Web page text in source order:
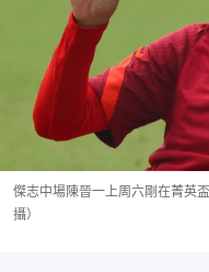
傑志中場陳晉一上周六剛在菁英
攝）